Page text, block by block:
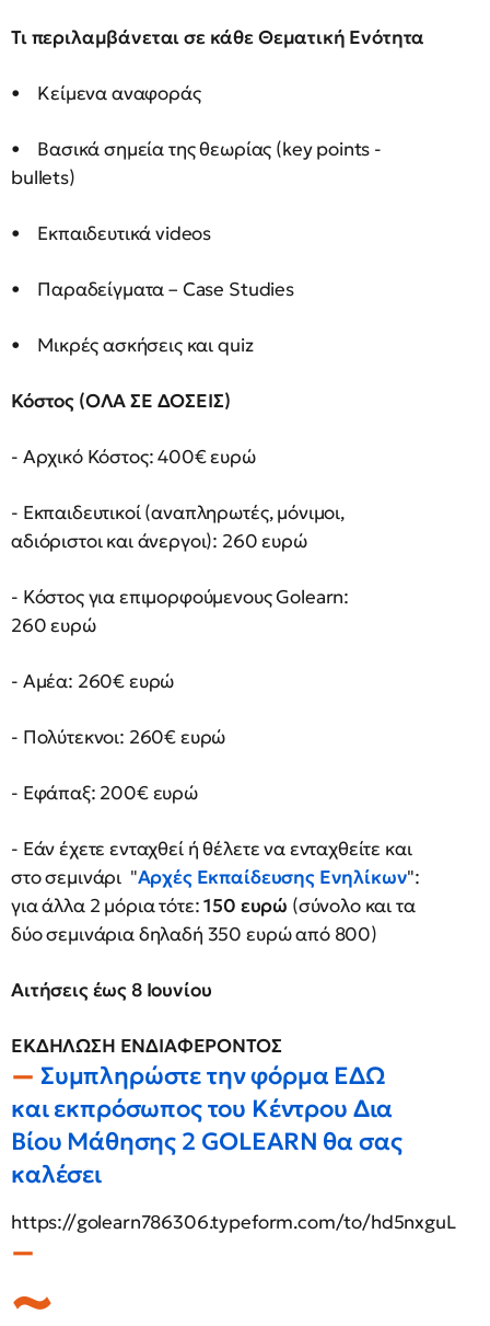
Τι περιλαμβάνεται σε κάθε Θεματική Ενότητα
• Κείμενα αναφοράς
• Βασικά σημεία της θεωρίας (key points -
bullets)
• Εκπαιδευτικά videos
• Παραδείγματα – Case Studies
• Μικρές ασκήσεις και quiz
Κόστος (ΟΛΑ ΣΕ ΔΟΣΕΙΣ)
- Αρχικό Κόστος: 400€ ευρώ
- Εκπαιδευτικοί (αναπληρωτές, μόνιμοι,
αδιόριστοι και άνεργοι): 260 ευρώ
- Κόστος για επιμορφούμενους Golearn:
260 ευρώ
- Αμέα: 260€ ευρώ
- Πολύτεκνοι: 260€ ευρώ
- Εφάπαξ: 200€ ευρώ
- Εάν έχετε ενταχθεί ή θέλετε να ενταχθείτε και
στο σεμινάρι "Αρχές Εκπαίδευσης Ενηλίκων":
για άλλα 2 μόρια τότε:150 ευρώ (σύνολο και τα
δύο σεμινάρια δηλαδή 350 ευρώ από 800)
Αιτήσεις έως 8 Ιουνίου
ΕΚΔΗΛΩΣΗ ΕΝΔΙΑΦΕΡΟΝΤΟΣ
Συμπληρώστε την φόρμα ΕΔΩ
και εκπρόσωπος του Κέντρου Δια
Βίου Μάθησης 2 GOLEARN θα σας
καλέσει
https://golearn786306.typeform.com/to/hd5nxguL